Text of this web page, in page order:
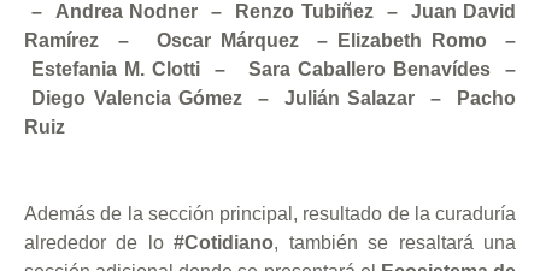
– Andrea Nodner – Renzo Tubiñez – Juan David
Ramírez – Oscar Márquez – Elizabeth Romo –
Estefania M. Clotti – Sara Caballero Benavídes –
Diego Valencia Gómez – Julián Salazar – Pacho
Ruiz
Además de la sección principal, resultado de la curaduría
alrededor de lo#Cotidiano, también se resaltará una